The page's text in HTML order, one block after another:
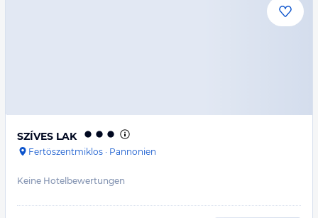
SZÍVES LAK
Fertöszentmiklos · Pannonien
Keine Hotelbewertungen